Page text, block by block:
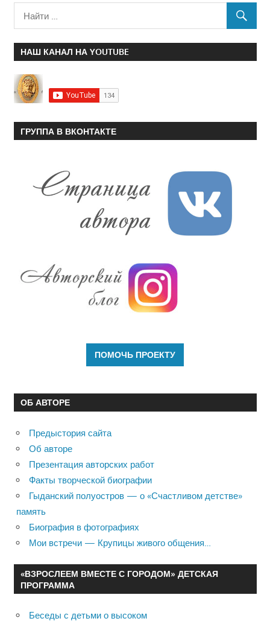
НАШ КАНАЛ НА YOUTUBE
ГРУППА В ВКОНТАКТЕ
ОБ АВТОРЕ
Предыстория сайта
Об авторе
Презентация авторских работ
Факты творческой биографии
Гыданский полуостров — о «Счастливом детстве»
память
Биография в фотографиях
Мои встречи — Крупицы живого общения…
«ВЗРОСЛЕЕМ ВМЕСТЕ С ГОРОДОМ» ДЕТСКАЯ
ПРОГРАММА
Беседы с детьми о высоком